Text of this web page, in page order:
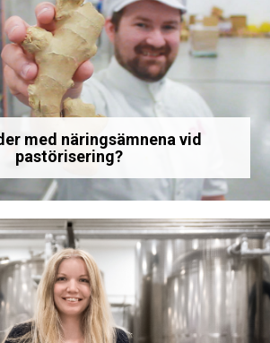
med näringsämnena vid
pastörisering?